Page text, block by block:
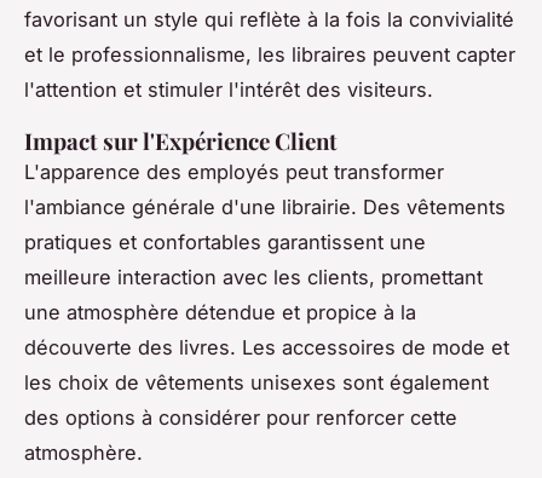
favorisant un style qui reflète à la fois la convivialité
et le professionnalisme, les libraires peuvent capter
l'attention et stimuler l'intérêt des visiteurs.
Impact sur l'Expérience Client
L'apparence des employés peut transformer
l'ambiance générale d'une librairie. Des vêtements
pratiques et confortables garantissent une
meilleure interaction avec les clients, promettant
une atmosphère détendue et propice à la
découverte des livres. Les accessoires de mode et
les choix de vêtements unisexes sont également
des options à considérer pour renforcer cette
atmosphère.